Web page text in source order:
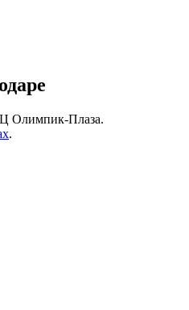
Олимпик-Плаза.
.